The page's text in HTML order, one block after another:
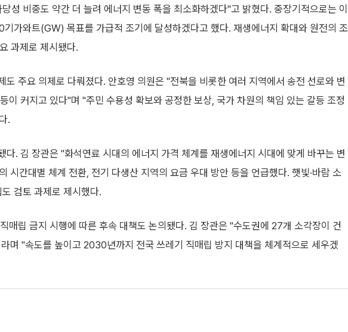
성 비중도 약간 더 늘려 에너지 변동 폭을 최소화하겠다"고 밝혔다. 중장기적으로는 이
가와트(GW) 목표를 가급적 조기에 달성하겠다고 했다. 재생에너지 확대와 원전의 조
과제로 제시됐다.
도 주요 의제로 다뤄졌다. 안호영 의원은 "전북을 비롯한 여러 지역에서 송전 선로와 변
이 커지고 있다"며 "주민 수용성 확보와 공정한 보상, 국가 차원의 책임 있는 갈등 조정
.
다. 김 장관은 "화석연료 시대의 에너지 가격 체계를 재생에너지 시대에 맞게 바꾸는 변
시간대별 체계 전환, 전기 다생산 지역의 요금 우대 방안 등을 언급했다. 햇빛·바람 소
검토 과제로 제시했다.
매립 금지 시행에 따른 후속 대책도 논의됐다. 김 장관은 "수도권에 27개 소각장이 건
며 "속도를 높이고 2030년까지 전국 쓰레기 직매립 방지 대책을 체계적으로 세우겠